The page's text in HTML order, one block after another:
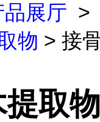
品展厅 >
物 > 接
取